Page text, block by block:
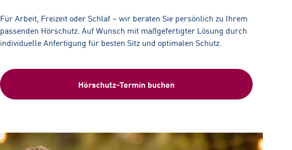
Für Arbeit, Freizeit oder Schlaf – wir beraten Sie persönlich zu Ihrem
passenden Hörschutz. Auf Wunsch mit maßgefertigter Lösung durch
individuelle Anfertigung für besten Sitz und optimalen Schutz.
Hörschutz-Termin buchen